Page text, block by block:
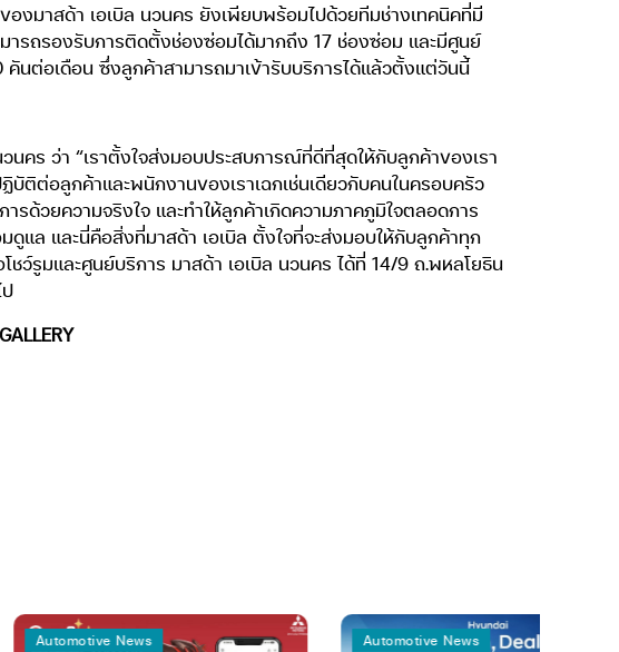
งมาสด้า เอเบิล นวนคร ยังเพียบพร้อมไปด้วยทีมช่างเทคนิคที่มี
ารถรองรับการติดตั้งช่องซ่อมได้มากถึง 17 ช่องซ่อม และมีศูนย์
ต่อเดือน ซึ่งลูกค้าสามารถมาเข้ารับบริการได้แล้วตั้งแต่วันนี้
คร ว่า “เราตั้งใจส่งมอบประสบการณ์ที่ดีที่สุดให้กับลูกค้าของเรา
ติต่อลูกค้าและพนักงานของเราเฉกเช่นเดียวกับคนในครอบครัว
รด้วยความจริงใจ และทำให้ลูกค้าเกิดความภาคภูมิใจตลอดการ
แล และนี่คือสิ่งที่มาสด้า เอเบิล ตั้งใจที่จะส่งมอบให้กับลูกค้าทุก
ว์รูมและศูนย์บริการ มาสด้า เอเบิล นวนคร ได้ที่ 14/9 ถ.พหลโยธิน
News Automotive News